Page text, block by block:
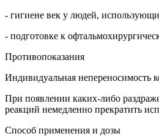
- гигиене век у людей,
- подготовке к
Противопоказания
Индивидуальная непереносимость
При появлении каких-либо
реакций немедленно прекратить
Способ применения и дозы